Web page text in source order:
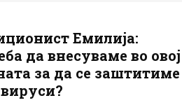
Емилија:
да внесуваме во овој
за да се заштитиме